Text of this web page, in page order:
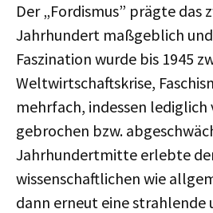
Der „Fordismus” prägte das
Jahrhundert maßgeblich
Faszination wurde bis 1945
Weltwirtschaftskrise,
mehrfach, indessen
gebrochen bzw.
Jahrhundertmitte erlebte
wissenschaftlichen wie
dann erneut eine strahlende